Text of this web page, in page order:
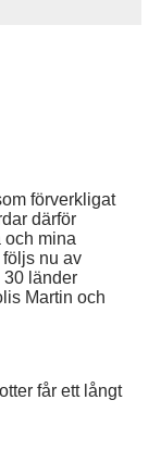
förverkligat
därför
och mina
nu av
30 länder
Martin och
får ett långt